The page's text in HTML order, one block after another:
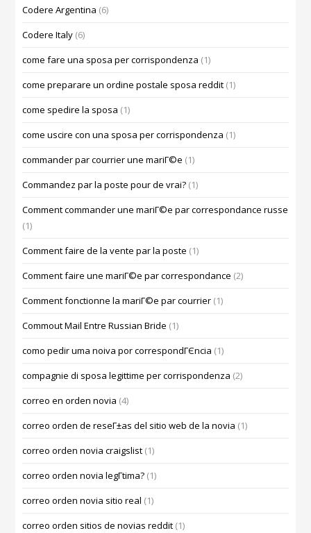
Codere Argentina (6)
Codere Italy (6)
come fare una sposa per corrispondenza (1)
come preparare un ordine postale sposa reddit (1)
come spedire la sposa (1)
come uscire con una sposa per corrispondenza (1)
commander par courrier une mariГ©e (1)
Commandez par la poste pour de vrai? (1)
Comment commander une mariГ©e par correspondance russe
(1)
Comment faire de la vente par la poste (1)
Comment faire une mariГ©e par correspondance (2)
Comment fonctionne la mariГ©e par courrier (1)
Commout Mail Entre Russian Bride (1)
como pedir uma noiva por correspondГЄncia (1)
compagnie di sposa legittime per corrispondenza (2)
correo en orden novia (4)
correo orden de reseГ±as del sitio web de la novia (1)
correo orden novia craigslist (1)
correo orden novia legГ­tima? (1)
correo orden novia sitio real (1)
correo orden sitios de novias reddit (1)